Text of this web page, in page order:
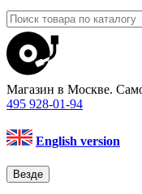
Магазин в Москве.
495 928-01-94
English version
Везде